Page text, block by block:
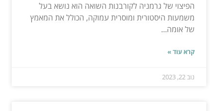
הפיצוי של גרמניה לקורבנות השואה הוא נושא בעל
משמעות היסטורית ומוסרית עמוקה, הכולל את המאמץ
של אומה...
קרא עוד »
נוב 22, 2023